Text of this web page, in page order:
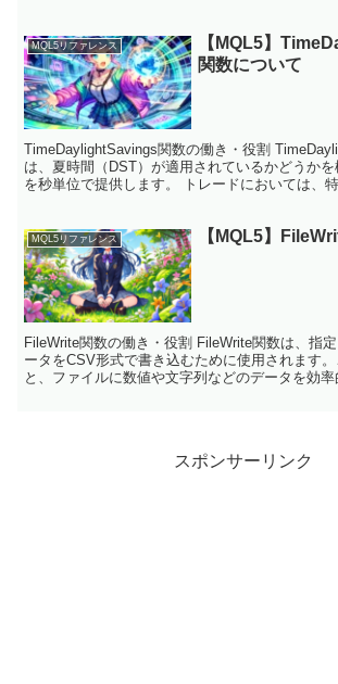
MQL5リファレンス
【MQL5】
関数について
TimeDaylightSavings関数の働き・役割
は、夏時間（DST）が適用されているかどうか
を秒単位で提供します。 トレードにおいては、
MQL5リファレンス 【MQL5】
FileWrite関数の働き・役割 FileWrite関数は、指
ータをCSV形式で書き込むために使用されます
と、ファイルに数値や文字列などのデータを効率
スポンサーリンク